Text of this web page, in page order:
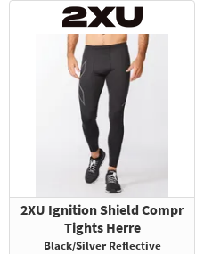
2XU Ignition Shield Compr
Tights Herre
Black/Silver Reflective